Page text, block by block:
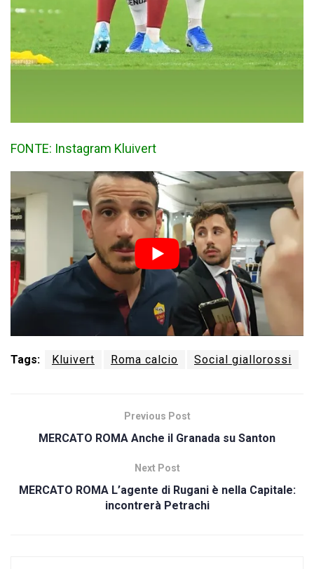
FONTE: Instagram Kluivert
Tags: Kluivert Roma calcio Social giallorossi
Previous Post
MERCATO ROMA Anche il Granada su Santon
Next Post
MERCATO ROMA L’agente di Rugani è nella Capitale:
incontrerà Petrachi